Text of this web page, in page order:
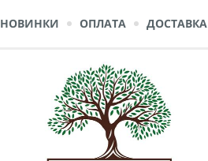
НОВИНКИ ОПЛАТА ДОСТАВКА